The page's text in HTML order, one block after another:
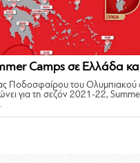
Camps σε Ελλάδα
Ποδοσφαίρου του Ολυμπιακού
για τη σεζόν 2021-22,